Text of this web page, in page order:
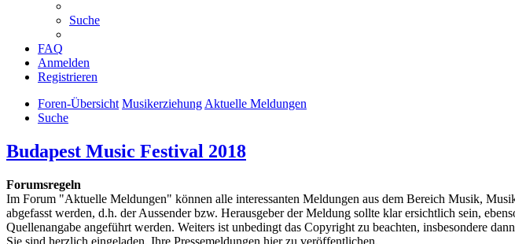
Suche
FAQ
Anmelden
Registrieren
Foren-Übersicht MusikerziehungAktuelle Meldungen
Suche
Budapest Music Festival 2018
Forumsregeln
Im Forum "Aktuelle Meldungen" können alle interessanten Meldungen aus dem Bereich Musik,
abgefasst werden, d.h. der Aussender bzw. Herausgeber der Meldung sollte klar ersichtlich sein,
Quellenangabe angeführt werden. Weiters ist unbedingt das Copyright zu beachten, insbesondere